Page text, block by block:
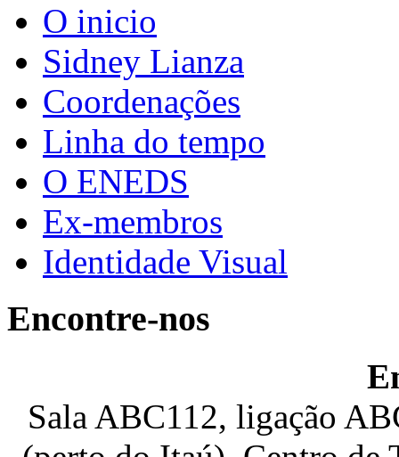
O inicio
Sidney Lianza
Coordenações
Linha do tempo
O ENEDS
Ex-membros
Identidade Visual
Encontre-nos
Sala ABC112, ligação